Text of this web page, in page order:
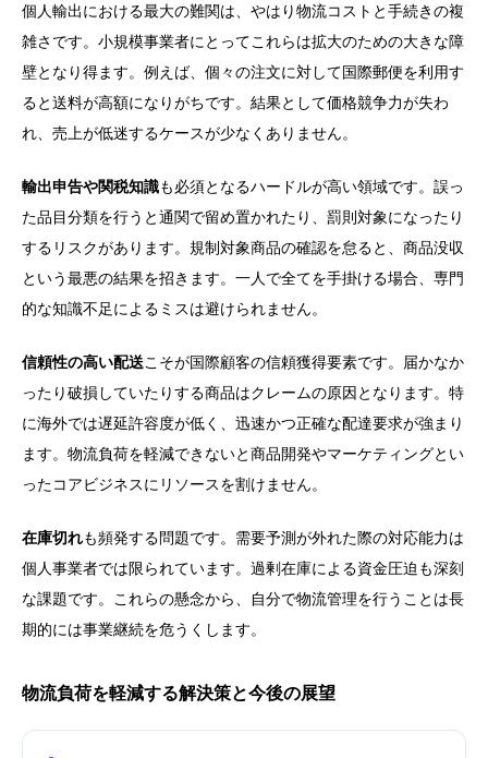
個人輸出における最大の難関は、やはり物流コストと手続きの複
雑さです。小規模事業者にとってこれらは拡大のための大きな障
壁となり得ます。例えば、個々の注文に対して国際郵便を利用す
ると送料が高額になりがちです。結果として価格競争力が失わ
れ、売上が低迷するケースが少なくありません。
輸出申告や関税知識も必須となるハードルが高い領域です。誤っ
た品目分類を行うと通関で留め置かれたり、罰則対象になったり
するリスクがあります。規制対象商品の確認を怠ると、商品没収
という最悪の結果を招きます。一人で全てを手掛ける場合、専門
的な知識不足によるミスは避けられません。
信頼性の高い配送こそが国際顧客の信頼獲得要素です。届かなか
ったり破損していたりする商品はクレームの原因となります。特
に海外では遅延許容度が低く、迅速かつ正確な配達要求が強まり
ます。物流負荷を軽減できないと商品開発やマーケティングとい
ったコアビジネスにリソースを割けません。
在庫切れも頻発する問題です。需要予測が外れた際の対応能力は
個人事業者では限られています。過剰在庫による資金圧迫も深刻
な課題です。これらの懸念から、自分で物流管理を行うことは長
期的には事業継続を危うくします。
物流負荷を軽減する解決策と今後の展望